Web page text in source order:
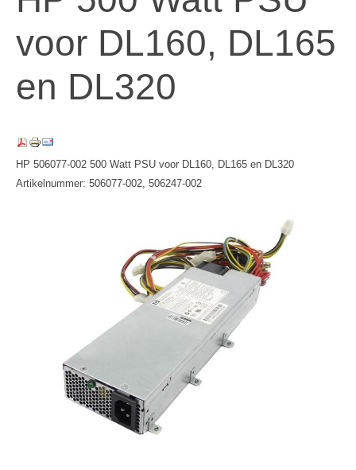
voor DL160, DL165
en DL320
HP 506077-002 500 Watt PSU voor DL160, DL165 en DL320
Artikelnummer: 506077-002, 506247-002